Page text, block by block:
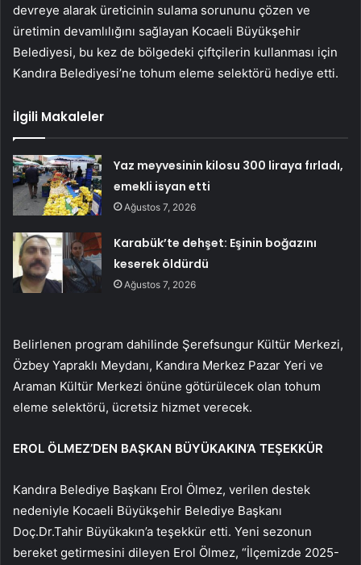
devreye alarak üreticinin sulama sorununu çözen ve
üretimin devamlılığını sağlayan Kocaeli Büyükşehir
Belediyesi, bu kez de bölgedeki çiftçilerin kullanması için
Kandıra Belediyesi’ne tohum eleme selektörü hediye etti.
İlgili Makaleler
Yaz meyvesinin kilosu 300 liraya fırladı,
emekli isyan etti
Ağustos 7, 2026
Karabük’te dehşet: Eşinin boğazını
keserek öldürdü
Ağustos 7, 2026
Belirlenen program dahilinde Şerefsungur Kültür Merkezi,
Özbey Yapraklı Meydanı, Kandıra Merkez Pazar Yeri ve
Araman Kültür Merkezi önüne götürülecek olan tohum
eleme selektörü, ücretsiz hizmet verecek.
EROL ÖLMEZ’DEN BAŞKAN BÜYÜKAKIN’A TEŞEKKÜR
Kandıra Belediye Başkanı Erol Ölmez, verilen destek
nedeniyle Kocaeli Büyükşehir Belediye Başkanı
Doç.Dr.Tahir Büyükakın’a teşekkür etti. Yeni sezonun
bereket getirmesini dileyen Erol Ölmez, “İlçemizde 2025-